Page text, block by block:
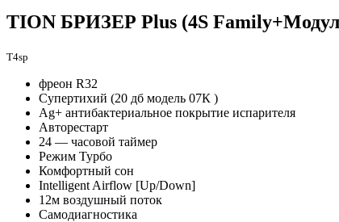
TION БРИЗЕР Plus (4S
T4sp
фреон R32
Супертихий (20 дб модель 07К )
Ag+ антибактериальное покрытие испарителя
Авторестарт
24 — часовой таймер
Режим Турбо
Комфортный сон
Intelligent Airflow [Up/Down]
12м воздушный поток
Самодиагностика